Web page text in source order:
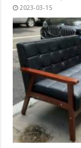
2023-03-15